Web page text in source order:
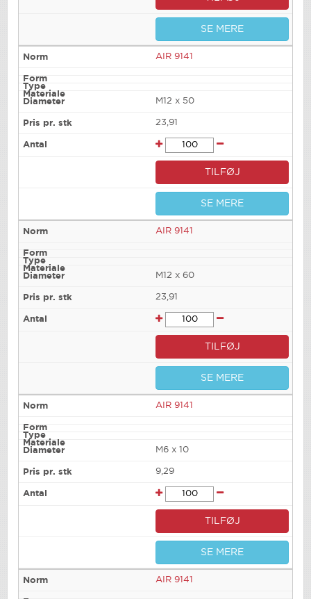
SE MERE
AIR 9141
M12 x 50
23,91
TILFØJ
SE MERE
AIR 9141
M12 x 60
23,91
TILFØJ
SE MERE
AIR 9141
M6 x 10
9,29
TILFØJ
SE MERE
AIR 9141